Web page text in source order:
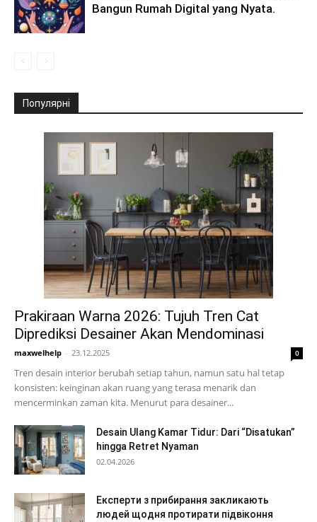
Bangun Rumah Digital yang Nyata.
Популярні
Prakiraan Warna 2026: Tujuh Tren Cat
Diprediksi Desainer Akan Mendominasi
maxwelhelp - 23.12.2025 0
Tren desain interior berubah setiap tahun, namun satu hal tetap
konsisten: keinginan akan ruang yang terasa menarik dan
mencerminkan zaman kita. Menurut para desainer...
Desain Ulang Kamar Tidur: Dari “Disatukan”
hingga Retret Nyaman
02.04.2026
Експерти з прибирання закликають
людей щодня протирати підвіконня